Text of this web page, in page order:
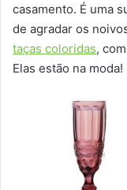
casamento. É uma
de agradar os
taças coloridas,
Elas estão na moda!